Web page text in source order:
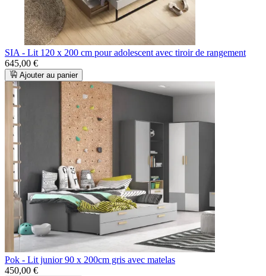
SIA - Lit 120 x 200 cm pour adolescent avec tiroir de rangement
645,00 €
Ajouter au panier
Pok - Lit junior 90 x 200cm gris avec matelas
450,00 €